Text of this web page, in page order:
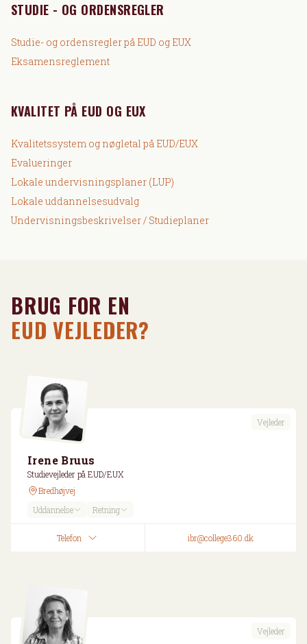
STUDIE - OG ORDENSREGLER
Studie- og ordensregler på EUD og EUX
Eksamensreglement
KVALITET PÅ EUD OG EUX
Kvalitetssystem og nøgletal på EUD/EUX
Evalueringer
Lokale undervisningsplaner (LUP)
Lokale uddannelsesudvalg
Undervisningsbeskrivelser / Studieplaner
BRUG FOR EN
EUD VEJLEDER?
Vejleder
Irene Bruus
Studievejleder på EUD/EUX
Bredhøjvej
Uddannelse
Retning
Telefon ibr@college360.dk
Vejleder